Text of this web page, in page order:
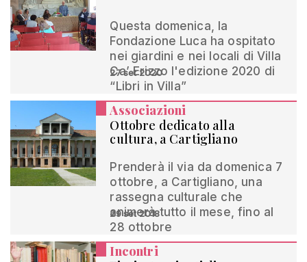
Questa domenica, la
Fondazione Luca ha ospitato
nei giardini e nei locali di Villa
Ca’ Erizzo l'edizione 2020 di
“Libri in Villa”
27 set 2020
Associazioni
Ottobre dedicato alla
cultura, a Cartigliano
Prenderà il via da domenica 7
ottobre, a Cartigliano, una
rassegna culturale che
animerà tutto il mese, fino al
28 ottobre
29 set 2018
Incontri